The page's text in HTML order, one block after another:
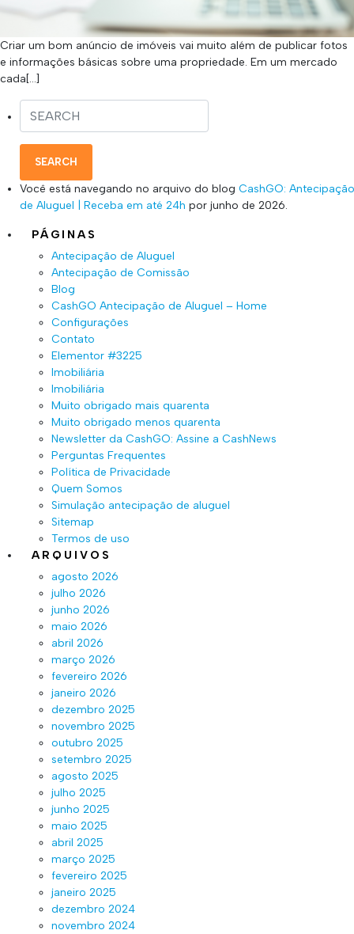
Criar um bom anúncio de imóveis vai muito além de publicar fotos
e informações básicas sobre uma propriedade. Em um mercado
cada[…]
SEARCH
Você está navegando no arquivo do blog CashGO: Antecipação
de Aluguel | Receba em até 24h por junho de 2026.
PÁGINAS
Antecipação de Aluguel
Antecipação de Comissão
Blog
CashGO Antecipação de Aluguel – Home
Configurações
Contato
Elementor #3225
Imobiliária
Imobiliária
Muito obrigado mais quarenta
Muito obrigado menos quarenta
Newsletter da CashGO: Assine a CashNews
Perguntas Frequentes
Política de Privacidade
Quem Somos
Simulação antecipação de aluguel
Sitemap
Termos de uso
ARQUIVOS
agosto 2026
julho 2026
junho 2026
maio 2026
abril 2026
março 2026
fevereiro 2026
janeiro 2026
dezembro 2025
novembro 2025
outubro 2025
setembro 2025
agosto 2025
julho 2025
junho 2025
maio 2025
abril 2025
março 2025
fevereiro 2025
janeiro 2025
dezembro 2024
novembro 2024